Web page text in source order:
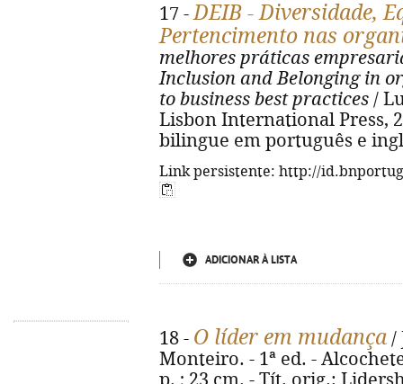
17 -DEIB - Diversidade,
Pertencimento nas
melhores práticas
Inclusion and Belonging in
to business best practices /
Lisbon International Press,
bilingue em português e
Link persistente: http://
ADICIONAR À LISTA
18 - O líder em mudança /
Monteiro. - 1ª ed. -